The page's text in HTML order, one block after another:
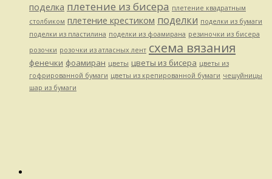
поделка плетение из бисера плетение квадратным
столбиком плетение крестиком поделки поделки из бумаги
поделки из пластилина поделки из фоамирана резиночки из бисера
розочки розочки из атласных лент схема вязания
фенечки фоамиран цветы цветы из бисера цветы из
гофрированной бумаги цветы из крепированной бумаги чешуйницы
шар из бумаги